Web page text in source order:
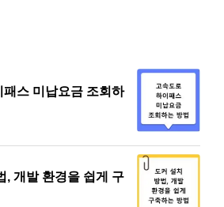
패스 미납요금 조회하
, 개발 환경을 쉽게 구